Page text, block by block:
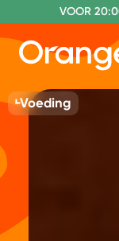
NR. 1
VOOR
Voeding